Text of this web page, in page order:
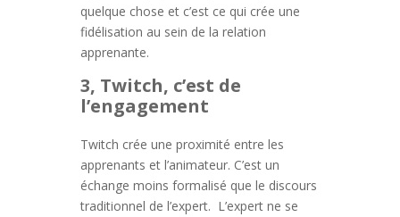
quelque chose et c’est ce qui crée une
fidélisation au sein de la relation
apprenante.
3, Twitch, c’est de
l’engagement
Twitch crée une proximité entre les
apprenants et l’animateur. C’est un
échange moins formalisé que le discours
traditionnel de l’expert. L’expert ne se